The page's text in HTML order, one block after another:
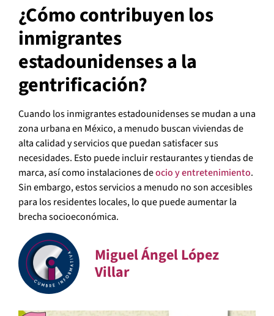
¿Cómo contribuyen los
inmigrantes
estadounidenses a la
gentrificación?
Cuando los inmigrantes estadounidenses se mudan a una
zona urbana en México, a menudo buscan viviendas de
alta calidad y servicios que puedan satisfacer sus
necesidades. Esto puede incluir restaurantes y tiendas de
marca, así como instalaciones deocio y entretenimiento.
Sin embargo, estos servicios a menudo no son accesibles
para los residentes locales, lo que puede aumentar la
brecha socioeconómica.
Miguel Ángel López
Villar